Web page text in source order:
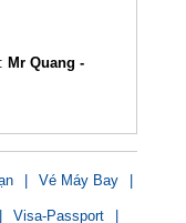
Mr Quang -
Vé Máy Bay
Visa-Passport